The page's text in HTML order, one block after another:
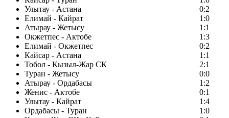
Улытау - Астана
0:2
Елимай - Кайрат
1:0
Атырау - Жетысу
1:1
Окжетпес - Актобе
1:3
Елимай - Окжетпес
0:2
Кайсар - Астана
1:1
Тобол - Кызыл-Жар СК
2:1
Туран - Жетысу
0:0
Атырау - Ордабасы
1:2
Женис - Актобе
0:1
Улытау - Кайрат
1:4
Ордабасы - Туран
1:0